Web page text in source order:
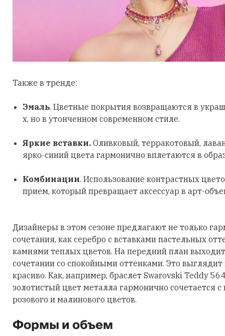
Также в тренде:
Эмаль. Цветные покрытия возвращаются в
х, но в утонченном современном стиле.
Яркие вставки. Оливковый, терракотовый,
ярко-синий цвета гармонично вплетаются в
Комбинации. Использование контрастных
прием, который превращает аксессуар в арт-
Дизайнеры в этом сезоне предлагают не только
сочетания, как серебро с вставками пастельных
камнями теплых цветов. На передний план
сочетании со спокойными оттенками. Это
красиво. Как, например, браслет Swarovski Teddy
золотистый цвет металла гармонично сочетается
розового и малинового цветов.
Формы и объем